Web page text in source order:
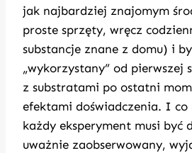
jak najbardziej znajomym
proste sprzęty, wręcz
substancje znane z domu) i
„wykorzystany” od pierwszej
z substratami po ostatni
efektami doświadczenia. I co
każdy eksperyment musi być
uważnie zaobserwowany,